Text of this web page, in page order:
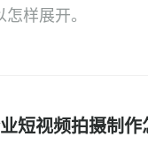
样展开。
短视频拍摄制作